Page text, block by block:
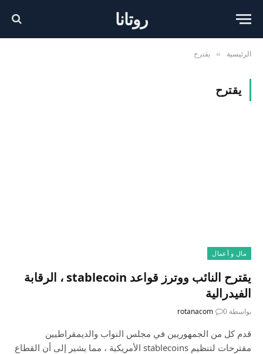
روتانا
الرئيسية » يقترح
يقترح
مال و أعمال
يقترح النائب ووترز قواعد stablecoin ، الرقابة
الفيدرالية
بواسطة rotanacom 0
قدم كل من الجمهوريين في مجلس النواب والديمقراطيين
مقترحات لتنظيم stablecoins الأمريكية ، مما يشير إلى أن القطاع